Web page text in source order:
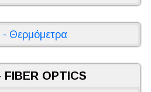
Θερμόμετρα
OPTICS